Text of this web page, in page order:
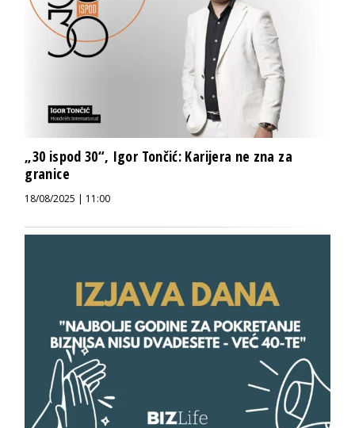
„30 ispod 30“, Igor Tončić: Karijera ne zna za
granice
18/08/2025 | 11:00